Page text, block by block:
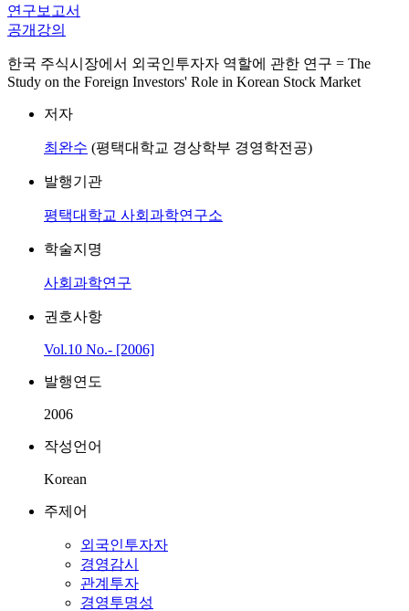
연구보고서
공개강의
한국 주식시장에서 외국인투자자 역할에 관한 연구 = The
Study on the Foreign Investors' Role in Korean Stock Market
저자
최완수 (평택대학교 경상학부 경영학전공)
발행기관
평택대학교 사회과학연구소
학술지명
사회과학연구
권호사항
Vol.10 No.- [2006]
발행연도
2006
작성언어
Korean
주제어
외국인투자자
경영감시
관계투자
경영투명성